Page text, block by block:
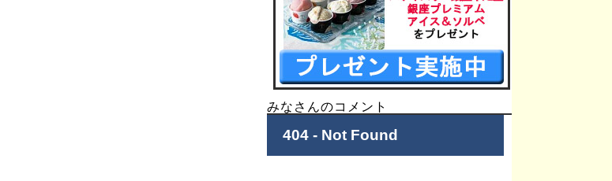
みなさんのコメント